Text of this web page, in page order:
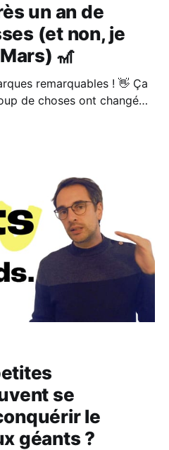
un an de
(et non, je
🎢
remarquables ! 👋 Ça
de choses ont changé
se
le
géants ?